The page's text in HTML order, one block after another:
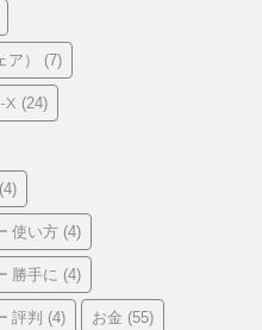
） (7)
X (24)
(4)
使い方 (4)
勝手に (4)
評判 (4) お金 (55)